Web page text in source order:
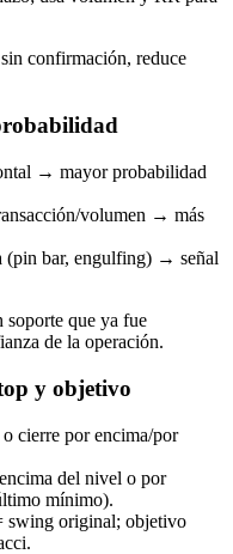
confirmación, reduce
→ mayor probabilidad
volumen → más
(pin bar, engulfing) → señal
soporte que ya fue
de la operación.
y objetivo
cierre por encima/por
del nivel o por
mínimo).
swing original; objetivo